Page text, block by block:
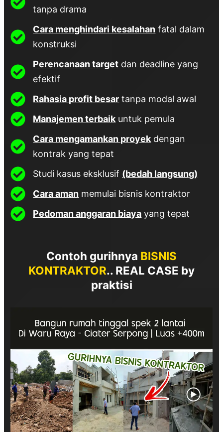
tanpa drama
Cara menghindari kesalahan fatal dalam
konstruksi
Perencanaan target dan deadline yang
efektif
Rahasia profit besar tanpa modal awal
Manajemen terbaik untuk pemula
Cara mengamankan proyek dengan
kontrak yang tepat
Studi kasus eksklusif (bedah langsung)
Cara aman memulai bisnis kontraktor
Pedoman anggaran biaya yang tepat
Contoh gurihnya BISNIS
KONTRAKTOR.. REAL CASE by
praktisi